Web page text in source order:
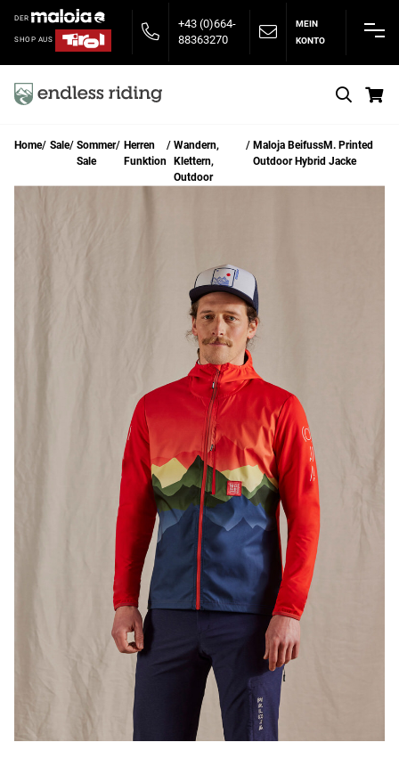
DER
SHOP AUS
+43 (0)664-
88363270
MEIN
KONTO
Home Sale
Sommer
Sale
Herren
Funktion
Wandern,
Klettern,
Outdoor
Maloja BeifussM. Printed
Outdoor Hybrid Jacke